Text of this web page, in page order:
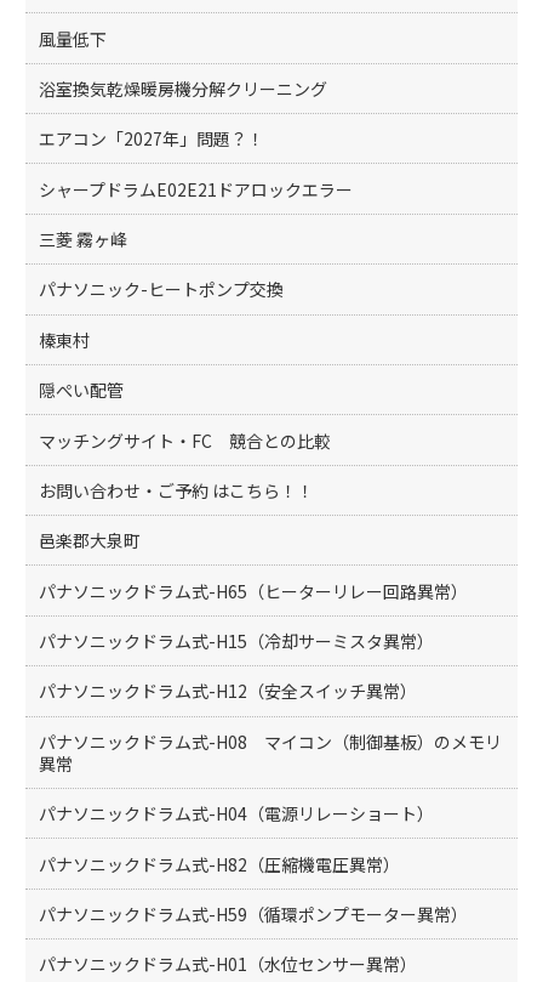
風量低下
浴室換気乾燥暖房機分解クリーニング
エアコン「2027年」問題？！
シャープドラムE02E21ドアロックエラー
三菱 霧ヶ峰
パナソニック-ヒートポンプ交換
榛東村
隠ぺい配管
マッチングサイト・FC 競合との比較
お問い合わせ・ご予約 はこちら！！
邑楽郡大泉町
パナソニックドラム式-H65（ヒーターリレー回路異常）
パナソニックドラム式-H15（冷却サーミスタ異常）
パナソニックドラム式-H12（安全スイッチ異常）
パナソニックドラム式-H08 マイコン（制御基板）のメモリ
異常
パナソニックドラム式-H04（電源リレーショート）
パナソニックドラム式-H82（圧縮機電圧異常）
パナソニックドラム式-H59（循環ポンプモーター異常）
パナソニックドラム式-H01（水位センサー異常）